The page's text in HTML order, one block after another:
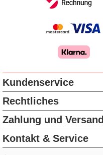
Kundenservice
Rechtliches
Zahlung und Versand
Kontakt & Service